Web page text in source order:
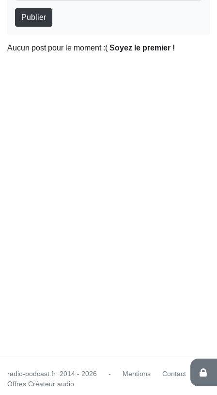
Publier
Aucun post pour le moment :( Soyez le premier !
radio-podcast.fr 2014 - 2026 - Mentions
Contact
Offres Créateur audio